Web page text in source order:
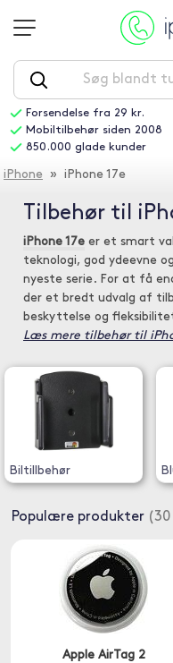
Forsendelse fra 29 kr.
Mobiltilbehør siden 2008
850.000 glade kunder
iPhone » iPhone 17e
Tilbehør til
iPhone 17e er et smart
teknologi, god ydeevne
nyeste serie. For at få
der et bredt udvalg af
beskyttelse og
Læs mere tilbehør til
Biltillbehør
Populære produkter
Apple AirTag 2